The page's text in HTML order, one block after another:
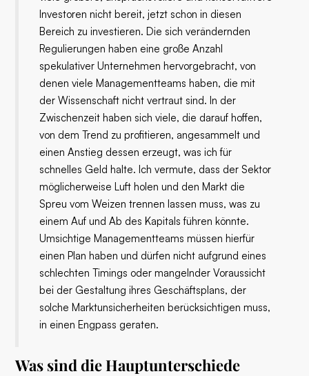
Investoren nicht bereit, jetzt schon in diesen
Bereich zu investieren. Die sich verändernden
Regulierungen haben eine große Anzahl
spekulativer Unternehmen hervorgebracht, von
denen viele Managementteams haben, die mit
der Wissenschaft nicht vertraut sind. In der
Zwischenzeit haben sich viele, die darauf hoffen,
von dem Trend zu profitieren, angesammelt und
einen Anstieg dessen erzeugt, was ich für
schnelles Geld halte. Ich vermute, dass der Sektor
möglicherweise Luft holen und den Markt die
Spreu vom Weizen trennen lassen muss, was zu
einem Auf und Ab des Kapitals führen könnte.
Umsichtige Managementteams müssen hierfür
einen Plan haben und dürfen nicht aufgrund eines
schlechten Timings oder mangelnder Voraussicht
bei der Gestaltung ihres Geschäftsplans, der
solche Marktunsicherheiten berücksichtigen muss,
in einen Engpass geraten.
Was sind die Hauptunterschiede